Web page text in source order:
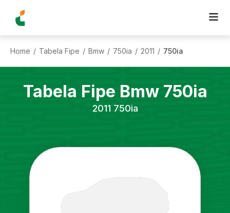
Home / Tabela Fipe / Bmw / 750ia / 2011 / 750ia
Tabela Fipe Bmw 750ia
2011 750ia